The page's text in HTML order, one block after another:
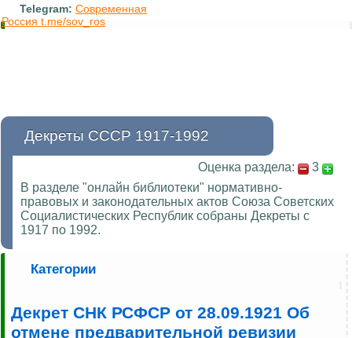
Telegram: Современная
Россия t.me/sov_ros
Декреты СССР 1917-1992
Оценка раздела:
3
В разделе "онлайн библиотеки" нормативно-
правовых и законодательных актов Союза Советских
Социалистических Республик собраны Декреты с
1917 по 1992.
Категории
Декрет СНК РСФСР от 28.09.1921 Об
отмене предварительной ревизии